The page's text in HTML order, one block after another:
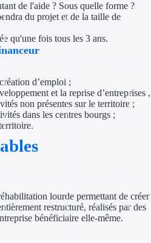
Réduction des
Aides Fiscales et
Prêts publics
de l'aide ? Sous quelle forme ?
du projet et de la taille de
qu'une fois tous les 3 ans.
d’emploi ;
et la reprise d’entreprises ,
non présentes sur le territoire ;
dans les centres bourgs ;
lourde permettant de créer
restructuré, réalisés par des
bénéficiaire elle-même.